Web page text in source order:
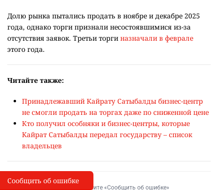
Долю рынка пытались продать в ноябре и декабре 2025
года, однако торги признали несостоявшимися из-за
отсутствия заявок. Третьи торги назначали в феврале
этого года.
Читайте также:
Принадлежавший Кайрату Сатыбалды бизнес-центр
не смогли продать на торгах даже по сниженной цене
Кто получил особняки и бизнес-центры, которые
Кайрат Сатыбалды передал государству – список
владельцев
I
Сообщить об опечатке
Выделите фрагмент и нажмите «Сообщить об ошибке»
Сообщить об ошибке